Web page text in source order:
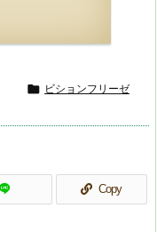
 ビションフリーゼ
Copy